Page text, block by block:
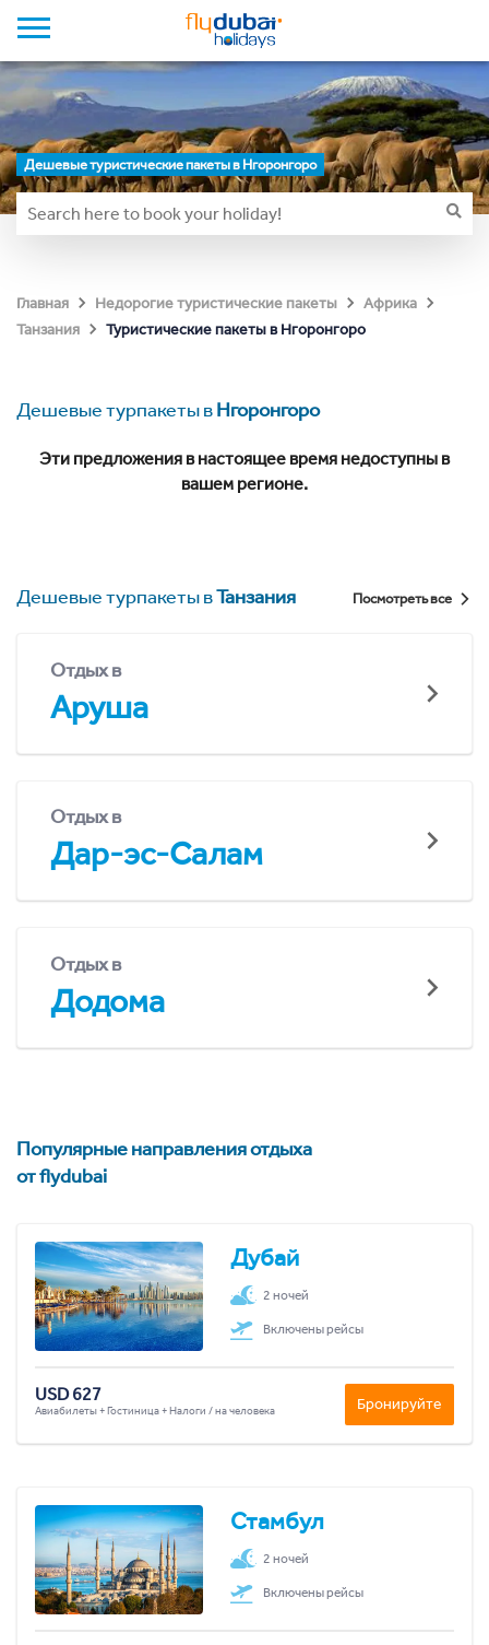
Дешевые туристические пакеты в Нгоронгоро
Главная Недорогие туристические пакеты
Африка
Танзания
Туристические пакеты в Нгоронгоро
Дешевые турпакеты вНгоронгоро
Эти предложения в настоящее время недоступны в
вашем регионе.
Дешевые турпакеты вТанзания Посмотреть все
Отдых в
Аруша
Отдых в
Дар-эс-Салам
Отдых в
Додома
Популярные направления отдыха
от flydubai
Дубай
2 ночей
Включены рейсы
USD 627
Авиабилеты + Гостиница + Налоги / на человека Бронируйте
Стамбул
2 ночей
Включены рейсы